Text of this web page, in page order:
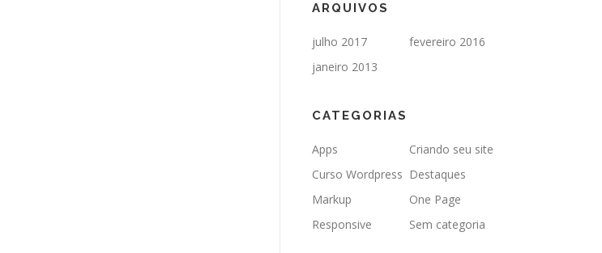
ARQUIVOS
julho 2017
fevereiro 2016
janeiro 2013
CATEGORIAS
Apps
Criando seu site
Curso Wordpress Destaques
Markup
One Page
Responsive
Sem categoria